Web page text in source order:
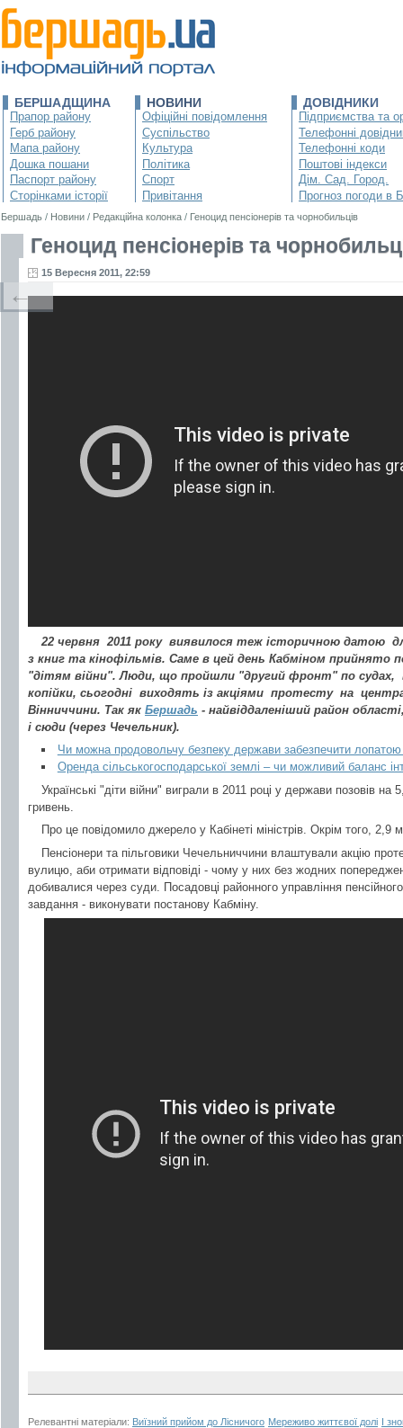
БЕРШАДЩИНА
Прапор району
Герб району
Мапа району
Дошка пошани
Паспорт району
Сторінками історії
НОВИНИ
Офіційні повідомлення
Суспільство
Культура
Політика
Спорт
Привітання
ДОВІДНИКИ
Підприємства та
Телефонні
Телефонні коди
Поштові індекси
Дім. Сад. Город.
Прогноз погоди в
Бершадь / Новини / Редакційна колонка / Геноцид пенсіонерів та чорнобильців
Геноцид пенсіонерів та
15 Вересня 2011, 22:59
22 червня 2011 року виявилося теж історичною датою
з книг та кінофільмів. Саме в цей день Кабміном прийнято
"дітям війни". Люди, що пройшли "другий фронт" по судах,
копійки, сьогодні виходять із акціями протесту на
Вінниччини. Так як Бершадь - найвіддаленіший район
і сюди (через Чечельник).
Чи можна продовольчу безпеку держави забезпечити
Оренда сільськогосподарської землі – чи можливий баланс
Українські "діти війни" виграли в 2011 році у держави позовів на
гривень.
Про це повідомило джерело у Кабінеті міністрів. Окрім того, 2,9
Пенсіонери та пільговики Чечельниччини влаштували акцію
вулицю, аби отримати відповіді - чому у них без жодних
добивалися через суди. Посадовці районного управління
завдання - виконувати постанову Кабміну.
Релевантні матеріали: Виїзний прийом до Лісничого Мереживо життєвої долі І
←